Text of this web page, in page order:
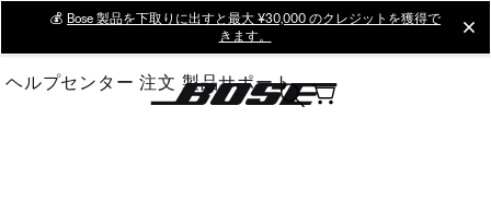
Main
💰 Bose 製品を下取りに出すと最大 ¥30,000 のクレジットを獲得で
きます。
ヘルプセンター 注文 製品サポート